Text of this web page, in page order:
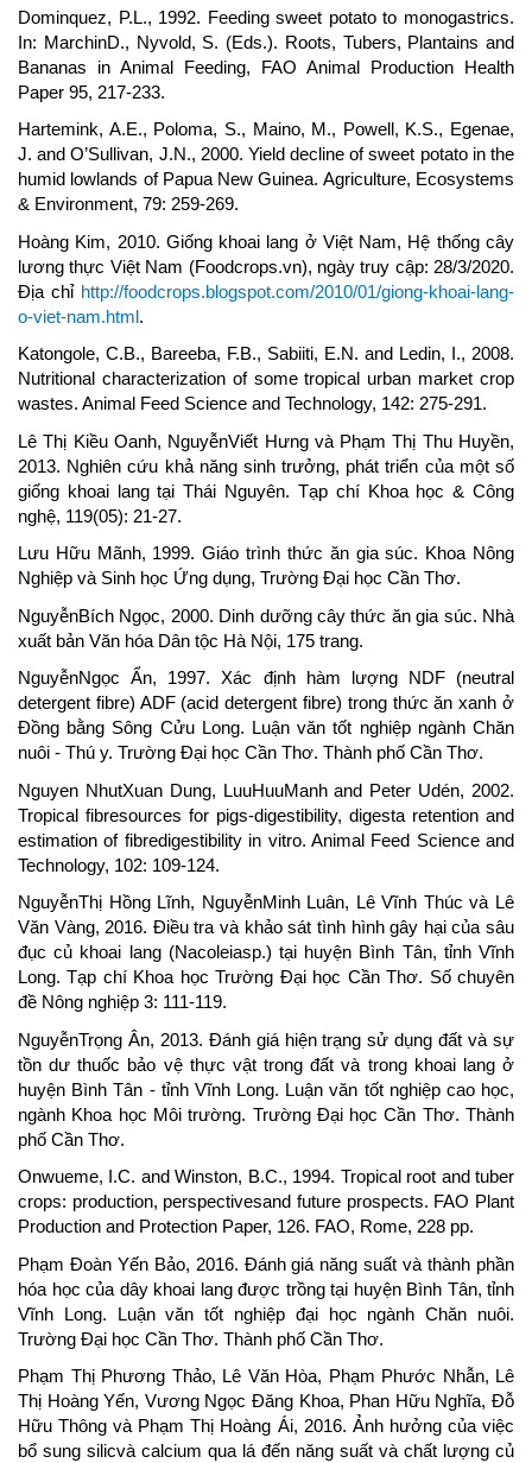
Dominquez, P.L., 1992. Feeding sweet potato to monogastrics.
In: MarchinD., Nyvold, S. (Eds.). Roots, Tubers, Plantains and
Bananas in Animal Feeding, FAO Animal Production Health
Paper 95, 217-233.
Hartemink, A.E., Poloma, S., Maino, M., Powell, K.S., Egenae,
J. and O’Sullivan, J.N., 2000. Yield decline of sweet potato in the
humid lowlands of Papua New Guinea. Agriculture, Ecosystems
& Environment, 79: 259-269.
Hoàng Kim, 2010. Giống khoai lang ở Việt Nam, Hệ thống cây
lương thực Việt Nam (Foodcrops.vn), ngày truy cập: 28/3/2020.
Địa chỉ http://foodcrops.blogspot.com/2010/01/giong-khoai-lang-
o-viet-nam.html.
Katongole, C.B., Bareeba, F.B., Sabiiti, E.N. and Ledin, I., 2008.
Nutritional characterization of some tropical urban market crop
wastes. Animal Feed Science and Technology, 142: 275-291.
Lê Thị Kiều Oanh, NguyễnViết Hưng và Phạm Thị Thu Huyền,
2013. Nghiên cứu khả năng sinh trưởng, phát triển của một số
giống khoai lang tại Thái Nguyên. Tạp chí Khoa học & Công
nghệ, 119(05): 21-27.
Lưu Hữu Mãnh, 1999. Giáo trình thức ăn gia súc. Khoa Nông
Nghiệp và Sinh học Ứng dụng, Trường Đại học Cần Thơ.
NguyễnBích Ngọc, 2000. Dinh dưỡng cây thức ăn gia súc. Nhà
xuất bản Văn hóa Dân tộc Hà Nội, 175 trang.
NguyễnNgọc Ẩn, 1997. Xác định hàm lượng NDF (neutral
detergent fibre) ADF (acid detergent fibre) trong thức ăn xanh ở
Đồng bằng Sông Cửu Long. Luận văn tốt nghiệp ngành Chăn
nuôi - Thú y. Trường Đại học Cần Thơ. Thành phố Cần Thơ.
Nguyen NhutXuan Dung, LuuHuuManh and Peter Udén, 2002.
Tropical fibresources for pigs-digestibility, digesta retention and
estimation of fibredigestibility in vitro. Animal Feed Science and
Technology, 102: 109-124.
NguyễnThị Hồng Lĩnh, NguyễnMinh Luân, Lê Vĩnh Thúc và Lê
Văn Vàng, 2016. Điều tra và khảo sát tình hình gây hại của sâu
đục củ khoai lang (Nacoleiasp.) tại huyện Bình Tân, tỉnh Vĩnh
Long. Tạp chí Khoa học Trường Đại học Cần Thơ. Số chuyên
đề Nông nghiệp 3: 111-119.
NguyễnTrọng Ân, 2013. Đánh giá hiện trạng sử dụng đất và sự
tồn dư thuốc bảo vệ thực vật trong đất và trong khoai lang ở
huyện Bình Tân - tỉnh Vĩnh Long. Luận văn tốt nghiệp cao học,
ngành Khoa học Môi trường. Trường Đại học Cần Thơ. Thành
phố Cần Thơ.
Onwueme, I.C. and Winston, B.C., 1994. Tropical root and tuber
crops: production, perspectivesand future prospects. FAO Plant
Production and Protection Paper, 126. FAO, Rome, 228 pp.
Phạm Đoàn Yến Bảo, 2016. Đánh giá năng suất và thành phần
hóa học của dây khoai lang được trồng tại huyện Bình Tân, tỉnh
Vĩnh Long. Luận văn tốt nghiệp đại học ngành Chăn nuôi.
Trường Đại học Cần Thơ. Thành phố Cần Thơ.
Phạm Thị Phương Thảo, Lê Văn Hòa, Phạm Phước Nhẫn, Lê
Thị Hoàng Yến, Vương Ngọc Đăng Khoa, Phan Hữu Nghĩa, Đỗ
Hữu Thông và Phạm Thị Hoàng Ái, 2016. Ảnh hưởng của việc
bổ sung silicvà calcium qua lá đến năng suất và chất lượng củ